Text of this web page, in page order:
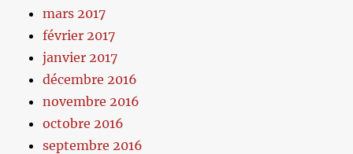
mars 2017
février 2017
janvier 2017
décembre 2016
novembre 2016
octobre 2016
septembre 2016